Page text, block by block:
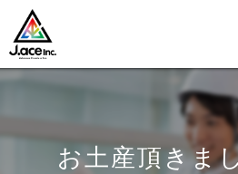
お土産頂きま